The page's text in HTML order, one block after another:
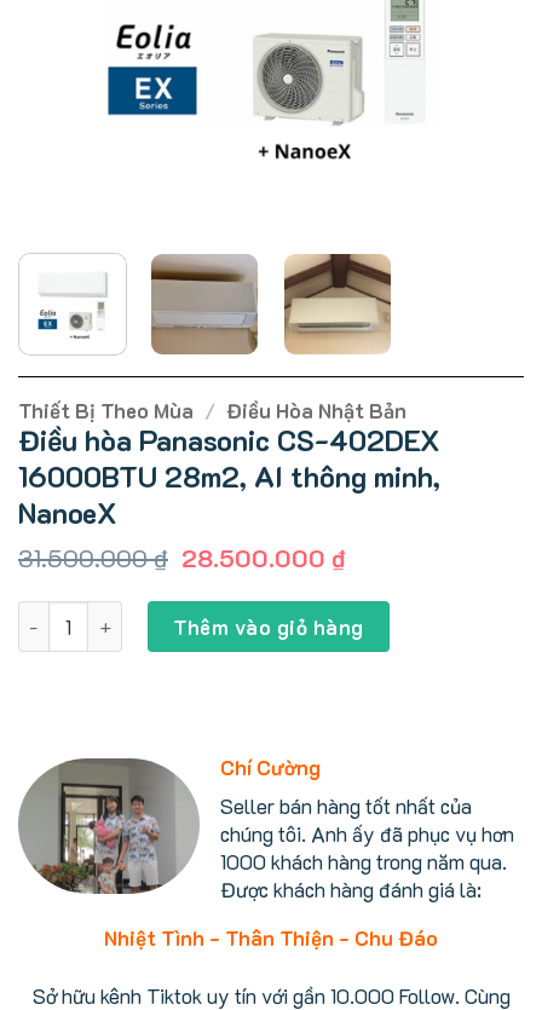
Thiết Bị Theo Mùa / Điều Hòa Nhật Bản
Điều hòa Panasonic CS-402DEX
16000BTU 28m2, AI thông minh,
NanoeX
31.500.000₫ Giá
là:
31.500.000 ₫.
28.500.000 ₫Giá
tại
là:
28.500.000 ₫.
Điều hòa Panasonic CS-402DEX 16000BTU 28m2, AI
Thêm vào giỏ hàng
Chí Cường
Seller bán hàng tốt nhất của
chúng tôi. Anh ấy đã phục vụ hơn
1000 khách hàng trong năm qua.
Được khách hàng đánh giá là:
Nhiệt Tình - Thân Thiện - Chu Đáo
Sở hữu kênh Tiktok uy tín với gần 10.000 Follow. Cùng